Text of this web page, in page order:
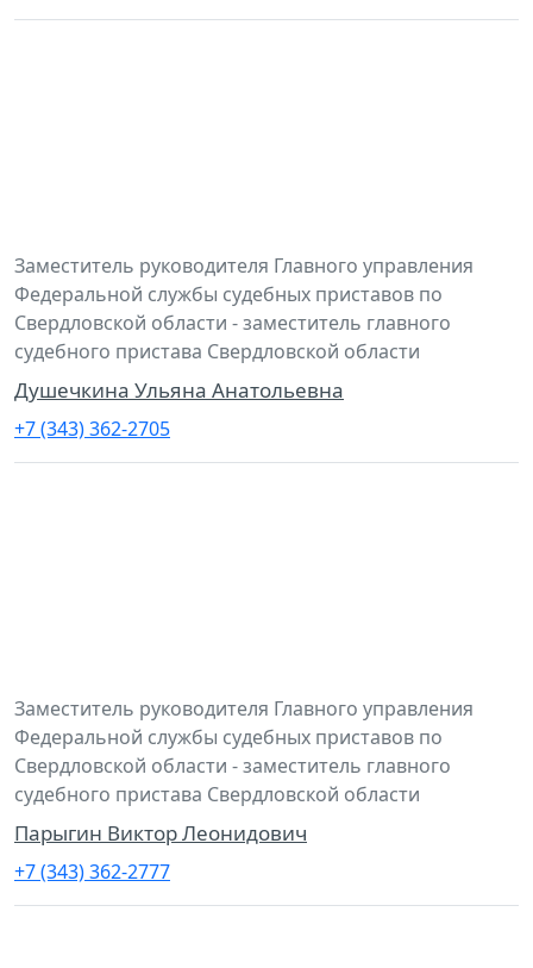
Заместитель руководителя Главного управления
Федеральной службы судебных приставов по
Свердловской области - заместитель главного
судебного пристава Свердловской области
Душечкина Ульяна Анатольевна
+7 (343) 362-2705
Заместитель руководителя Главного управления
Федеральной службы судебных приставов по
Свердловской области - заместитель главного
судебного пристава Свердловской области
Парыгин Виктор Леонидович
+7 (343) 362-2777